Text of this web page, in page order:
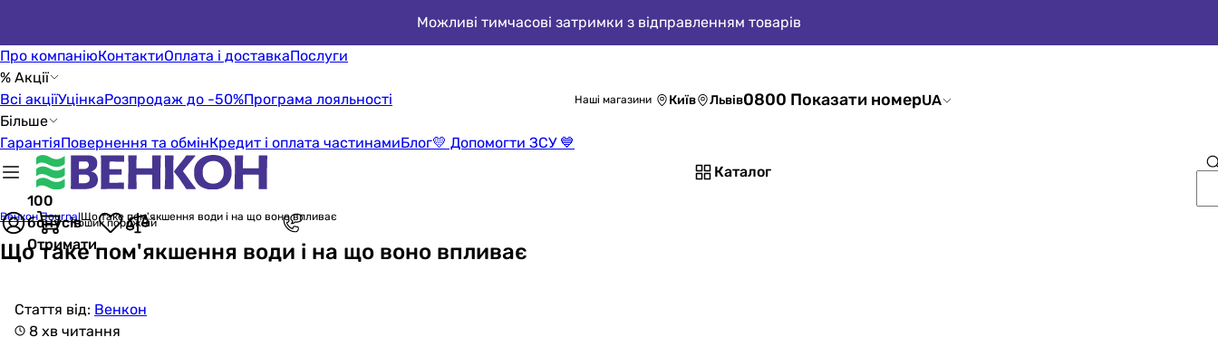
Можливі тимчасові затримки з відправленням товарів
Про компаніюКонтактиОплата і доставкаПослуги
% Акції
Всі акціїУцінкаРозпродаж до -50%Програма лояльності
Більше
ГарантіяПовернення та обмінКредит і оплата частинамиБлог💛 Допомогти ЗСУ 💙
Наші магазини Київ Львів0800 Показати номерUA
Каталог
100
бонусів
Отримати
Кошик порожній
Венкон JournalЩо таке пом'якшення води і на що воно впливає
Що таке пом'якшення води і на що воно впливає
Стаття від: Венкон
8 хв читання